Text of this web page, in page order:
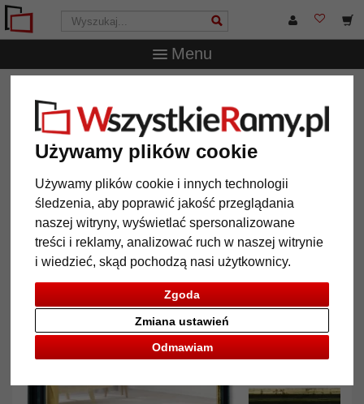
Używamy plików cookie
Używamy plików cookie i innych technologii
śledzenia, aby poprawić jakość przeglądania
naszej witryny, wyświetlać spersonalizowane
treści i reklamy, analizować ruch w naszej witrynie
i wiedzieć, skąd pochodzą nasi użytkownicy.
Zgoda
Odmawiam
Zmiana ustawień
Menu
ścianę Toulouse
Lustro na ścianę Toulouse
Powrót